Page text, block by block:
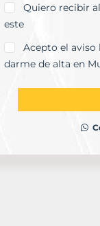
Quiero recibir
este
Acepto el aviso
darme de alta en